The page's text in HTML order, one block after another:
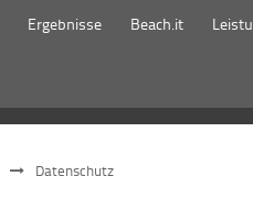
Ergebnisse Beach.it
Datenschutz